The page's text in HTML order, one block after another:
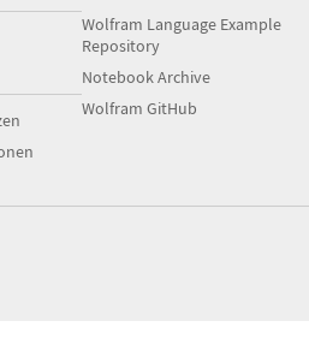
Wolfram Language Example
Repository
Notebook Archive
Wolfram GitHub